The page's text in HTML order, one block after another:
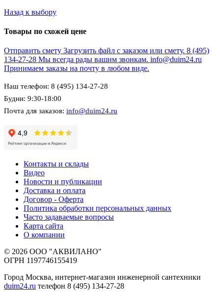
Назад к выбору
Товары по схожей цене
Отправить смету Загрузить файл с заказом или смету. 8 (495)
134-27-28 Мы всегда рады вашим звонкам. info@duim24.ru
Принимаем заказы на почту в любом виде.
Наш телефон: 8 (495) 134-27-28
Будни: 9:30-18:00
Почта для заказов: info@duim24.ru
Контакты и склады
Видео
Новости и публикации
Доставка и оплата
Договор - Оферта
Политика обработки персональных данных
Часто задаваемые вопросы
Карта сайта
О компании
© 2026 ООО "АКВИЛАНО"
ОГРН 1197746155419
Город Москва, интернет-магазин инженерной сантехники
duim24.ru телефон 8 (495) 134-27-28